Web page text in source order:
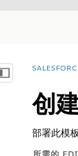
显示目录 您在此处
创
部署此模